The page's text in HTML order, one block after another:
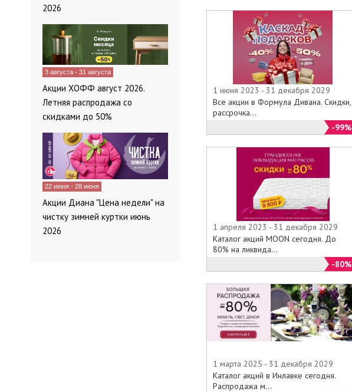
1 июня 2023 - 31 декабря 2029
Все акции в Формула Дивана. Скидки,
рассрочка...
-99%
1 апреля 2023 - 31 декабря 2029
Каталог акций MOON сегодня. До
80% на ликвида...
-80%
1 марта 2025 - 31 декабря 2029
Каталог акций в Инлавке сегодня.
Распродажа м...
2026
3 августа - 31 августа
Акции ХОФФ август 2026.
Летняя распродажа со
скидками до 50%
22 июня - 28 июня
Акции Диана "Цена недели" на
чистку зимней куртки июнь
2026